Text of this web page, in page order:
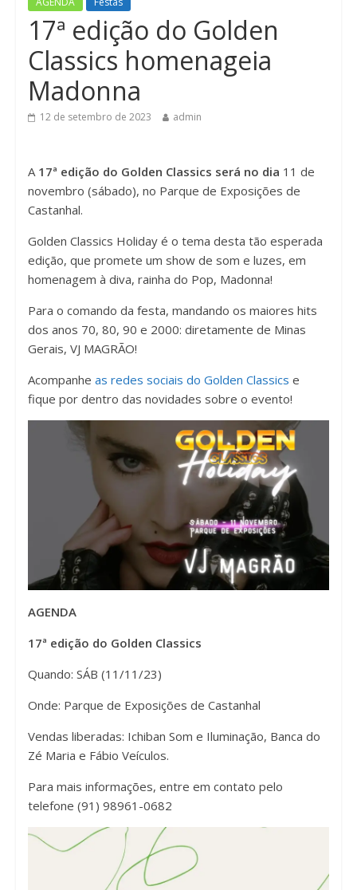
17ª edição do Golden
Classics homenageia
Madonna
12 de setembro de 2023 admin
A 17ª edição do Golden Classics será no dia 11 de
novembro (sábado), no Parque de Exposições de
Castanhal.
Golden Classics Holiday é o tema desta tão esperada
edição, que promete um show de som e luzes, em
homenagem à diva, rainha do Pop, Madonna!
Para o comando da festa, mandando os maiores hits
dos anos 70, 80, 90 e 2000: diretamente de Minas
Gerais, VJ MAGRÃO!
Acompanhe as redes sociais do Golden Classics e
fique por dentro das novidades sobre o evento!
AGENDA
17ª edição do Golden Classics
Quando: SÁB (11/11/23)
Onde: Parque de Exposições de Castanhal
Vendas liberadas: Ichiban Som e Iluminação, Banca do
Zé Maria e Fábio Veículos.
Para mais informações, entre em contato pelo
telefone (91) 98961-0682